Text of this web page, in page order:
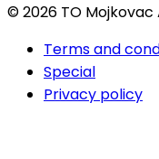
© 2026 TO
Terms and
Special
Privacy policy